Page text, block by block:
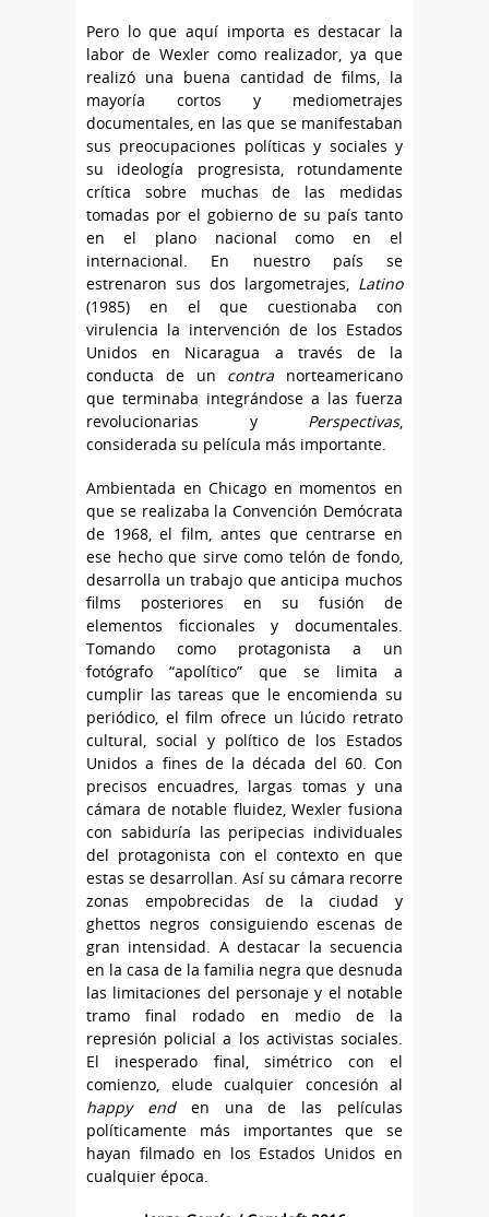
Pero lo que aquí importa es destacar la
labor de Wexler como realizador, ya que
realizó una buena cantidad de films, la
mayoría cortos y mediometrajes
documentales, en las que se manifestaban
sus preocupaciones políticas y sociales y
su ideología progresista, rotundamente
crítica sobre muchas de las medidas
tomadas por el gobierno de su país tanto
en el plano nacional como en el
internacional. En nuestro país se
estrenaron sus dos largometrajes, Latino
(1985) en el que cuestionaba con
virulencia la intervención de los Estados
Unidos en Nicaragua a través de la
conducta de un contra norteamericano
que terminaba integrándose a las fuerza
revolucionarias y Perspectivas,
considerada su película más importante.
Ambientada en Chicago en momentos en
que se realizaba la Convención Demócrata
de 1968, el film, antes que centrarse en
ese hecho que sirve como telón de fondo,
desarrolla un trabajo que anticipa muchos
films posteriores en su fusión de
elementos ficcionales y documentales.
Tomando como protagonista a un
fotógrafo “apolítico” que se limita a
cumplir las tareas que le encomienda su
periódico, el film ofrece un lúcido retrato
cultural, social y político de los Estados
Unidos a fines de la década del 60. Con
precisos encuadres, largas tomas y una
cámara de notable fluidez, Wexler fusiona
con sabiduría las peripecias individuales
del protagonista con el contexto en que
estas se desarrollan. Así su cámara recorre
zonas empobrecidas de la ciudad y
ghettos negros consiguiendo escenas de
gran intensidad. A destacar la secuencia
en la casa de la familia negra que desnuda
las limitaciones del personaje y el notable
tramo final rodado en medio de la
represión policial a los activistas sociales.
El inesperado final, simétrico con el
comienzo, elude cualquier concesión al
happy enden una de las películas
políticamente más importantes que se
hayan filmado en los Estados Unidos en
cualquier época.